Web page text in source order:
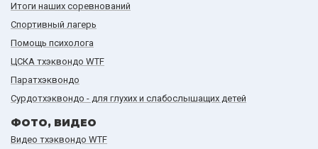
Итоги наших cоревнований
Спортивный лагерь
Помощь психолога
ЦСКА тхэквондо WTF
Паратхэквондо
Сурдотхэквондо - для глухих и слабослышащих детей
ФОТО, ВИДЕО
Видео тхэквондо WTF